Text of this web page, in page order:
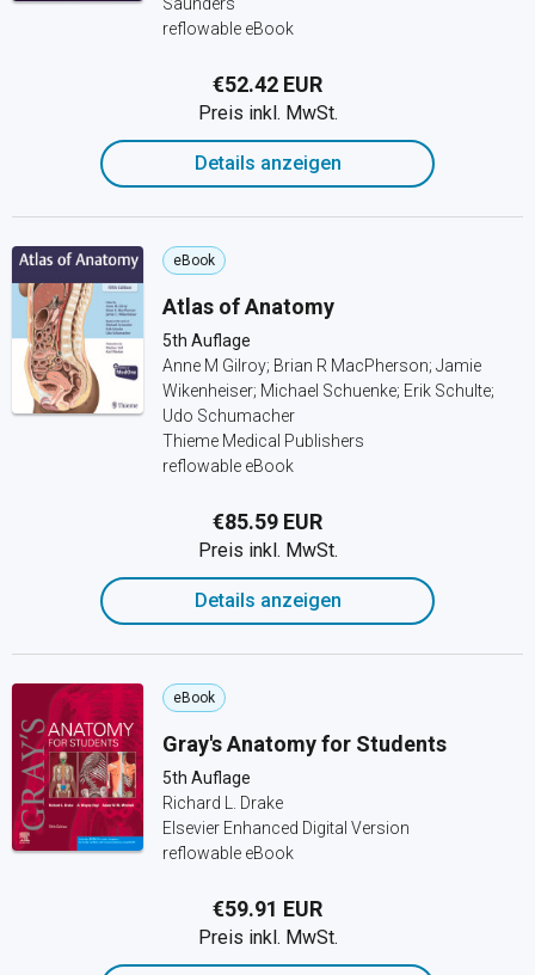
reflowable eBook
€52.42 EUR
Preis inkl. MwSt.
Details anzeigen
eBook
Atlas of Anatomy
5th Auflage
Anne M Gilroy; Brian R MacPherson; Jamie
Wikenheiser; Michael Schuenke; Erik Schulte;
Udo Schumacher
Thieme Medical Publishers
reflowable eBook
€85.59 EUR
Preis inkl. MwSt.
Details anzeigen
eBook
Gray's Anatomy for Students
5th Auflage
Richard L. Drake
Elsevier Enhanced Digital Version
reflowable eBook
€59.91 EUR
Preis inkl. MwSt.